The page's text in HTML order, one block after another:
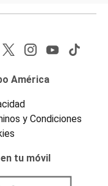
América
y Condiciones
tu móvil